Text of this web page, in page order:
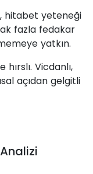
hitabet yeteneği
fazla fedakar
yatkın.
Vicdanlı,
açıdan gelgitli